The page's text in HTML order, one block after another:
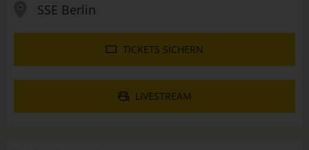
SSE Berlin
TICKETS SICHERN
LIVESTREAM